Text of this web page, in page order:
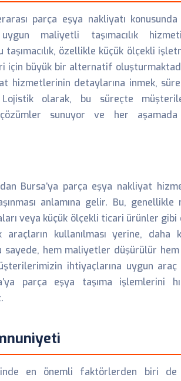
parça eşya nakliyatı
maliyetli taşımacılık
taşımacılık, özellikle küçük ölçekli
için büyük bir alternatif
hizmetlerinin detaylarına inmek,
olarak, bu süreçte
sunuyor ve her
Bursa’ya parça eşya nakliyat
anlamına gelir. Bu,
veya küçük ölçekli ticari ürünler
araçların kullanılması yerine,
hem maliyetler düşürülür hem
ihtiyaçlarına uygun
parça eşya taşıma işlemlerini
en önemli faktörlerden biri